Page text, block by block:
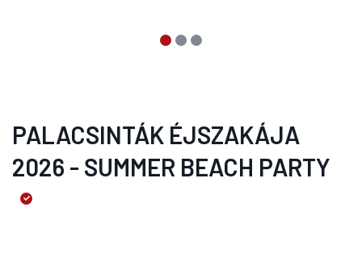
PALACSINTÁK ÉJSZAKÁJA
2026 - SUMMER BEACH PARTY